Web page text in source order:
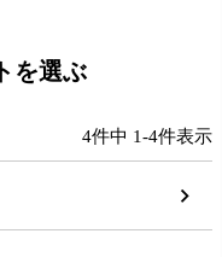
を選ぶ
4件中 1-4件表示